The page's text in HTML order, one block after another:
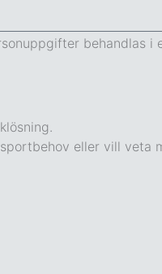
behandlas i
eller vill